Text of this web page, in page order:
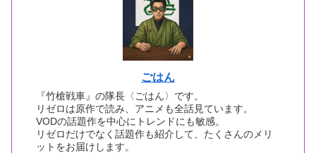
ごはん
『竹槍戦車』の隊長〈ごはん〉です。
リゼロは原作で読み、アニメも全話見ています。
VODの話題作を中心にトレンドにも敏感。
リゼロだけでなく話題作も紹介して、たくさんのメリ
ットをお届けします。